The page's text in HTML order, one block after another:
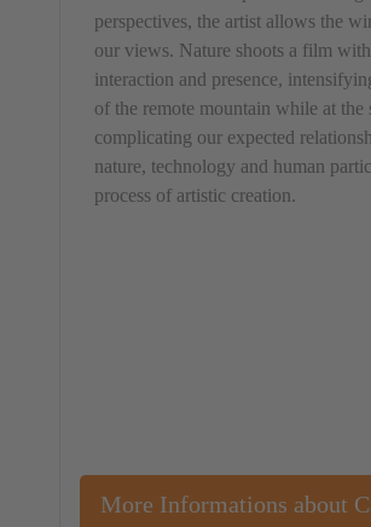
perspectives, the artist allows the
our views. Nature shoots a film
interaction and presence,
of the remote mountain while at the
complicating our expected
nature, technology and human
process of artistic creation.
More Informations about